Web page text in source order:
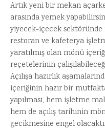
Artık yeni bir mekan
arasında yemek
yiyecek-içecek
restoran ve kafeterya
yaratılmış olan mönü
reçetelerinin
Açılışa hazırlık
içeriğinin hazır bir
yapılması, hem işletme
hem de açılış tarihinin
gecikmesine engel